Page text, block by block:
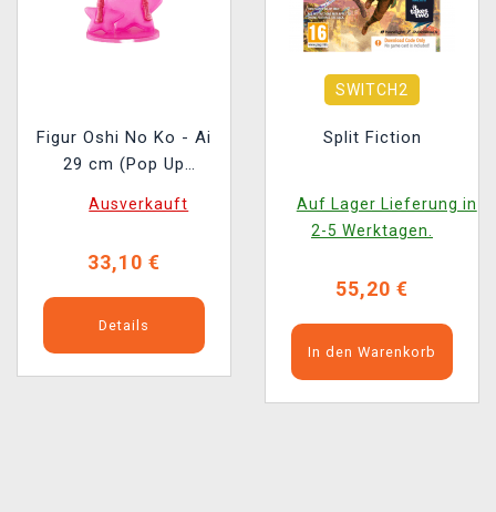
Figur Oshi No Ko - Ai
29 cm (Pop Up
Ausverkauft
33,10 €
Details
SWITCH2
Split Fiction
Auf Lager Lieferung in
2-5 Werktagen.
55,20 €
In den Warenkorb